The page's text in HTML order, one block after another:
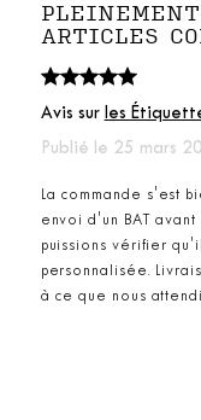
ARTICLES
Avis sur les
Publié le 25 mars
La commande s'est
envoi d'un BAT
puissions vérifier
personnalisée.
à ce que nous